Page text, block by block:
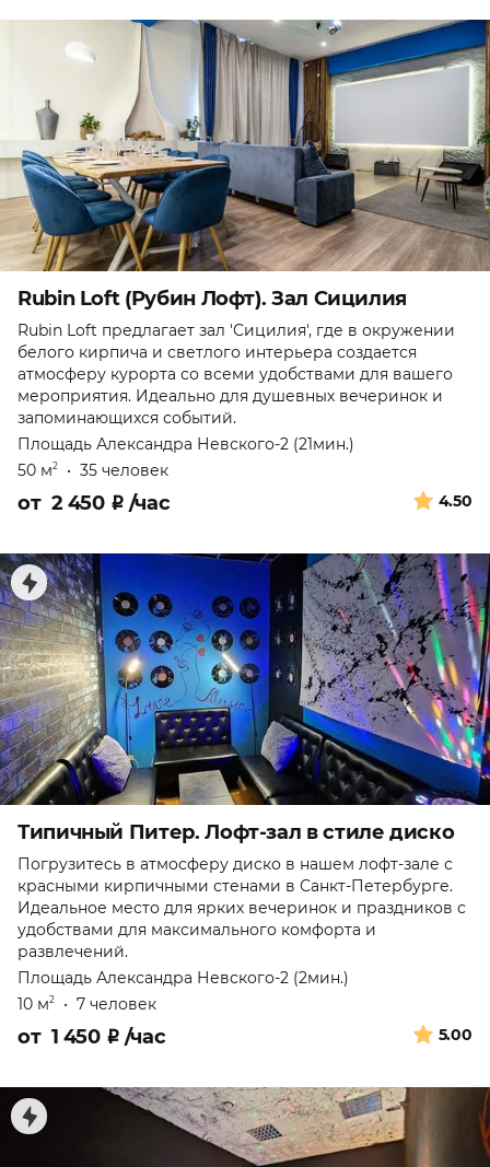
Rubin Loft (Рубин Лофт). Зал Сицилия
Rubin Loft предлагает зал 'Сицилия', где в окружении
белого кирпича и светлого интерьера создается
атмосферу курорта со всеми удобствами для вашего
мероприятия. Идеально для душевных вечеринок и
запоминающихся событий.
Площадь Александра Невского-2 (21мин.)
50 м2 • 35 человек
4.50
от 2 450 ₽ /час
Типичный Питер. Лофт-зал в стиле диско
Погрузитесь в атмосферу диско в нашем лофт-зале с
красными кирпичными стенами в Санкт-Петербурге.
Идеальное место для ярких вечеринок и праздников с
удобствами для максимального комфорта и
развлечений.
Площадь Александра Невского-2 (2мин.)
10 м2 • 7 человек
5.00
от 1 450 ₽ /час